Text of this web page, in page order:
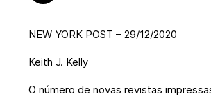
NEW YORK POST – 29/12/2020
Keith J. Kelly
O número de novas revistas